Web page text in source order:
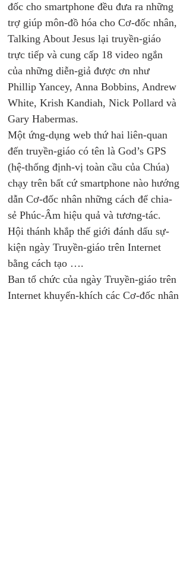
đốc cho smartphone đều đưa ra những
trợ giúp môn-đồ hóa cho Cơ-đốc nhân,
Talking About Jesus lại truyền-giáo
trực tiếp và cung cấp 18 video ngắn
của những diễn-giả được ơn như
Phillip Yancey, Anna Bobbins, Andrew
White, Krish Kandiah, Nick Pollard và
Gary Habermas.
Một ứng-dụng web thứ hai liên-quan
đến truyền-giáo có tên là God’s GPS
(hệ-thống định-vị toàn cầu của Chúa)
chạy trên bất cứ smartphone nào hướng
dẫn Cơ-đốc nhân những cách để chia-
sẻ Phúc-Âm hiệu quả và tương-tác.
Hội thánh khắp thế giới đánh dấu sự-
kiện ngày Truyền-giáo trên Internet
bằng cách tạo ….
Ban tổ chức của ngày Truyền-giáo trên
Internet khuyến-khích các Cơ-đốc nhân